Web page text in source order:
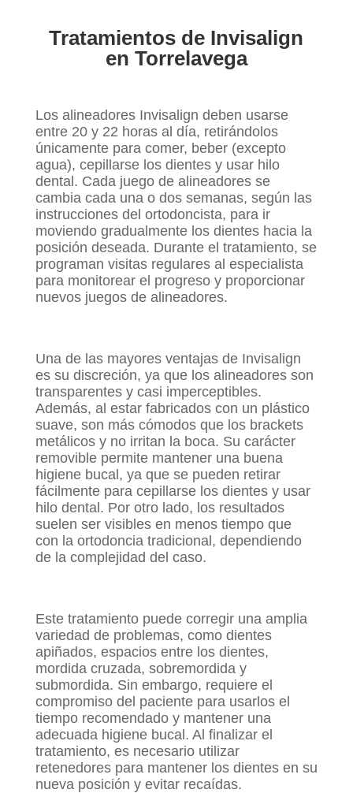
Tratamientos de Invisalign
en Torrelavega
Los alineadores Invisalign deben usarse
entre 20 y 22 horas al día, retirándolos
únicamente para comer, beber (excepto
agua), cepillarse los dientes y usar hilo
dental. Cada juego de alineadores se
cambia cada una o dos semanas, según las
instrucciones del ortodoncista, para ir
moviendo gradualmente los dientes hacia la
posición deseada. Durante el tratamiento, se
programan visitas regulares al especialista
para monitorear el progreso y proporcionar
nuevos juegos de alineadores.
Una de las mayores ventajas de Invisalign
es su discreción, ya que los alineadores son
transparentes y casi imperceptibles.
Además, al estar fabricados con un plástico
suave, son más cómodos que los brackets
metálicos y no irritan la boca. Su carácter
removible permite mantener una buena
higiene bucal, ya que se pueden retirar
fácilmente para cepillarse los dientes y usar
hilo dental. Por otro lado, los resultados
suelen ser visibles en menos tiempo que
con la ortodoncia tradicional, dependiendo
de la complejidad del caso.
Este tratamiento puede corregir una amplia
variedad de problemas, como dientes
apiñados, espacios entre los dientes,
mordida cruzada, sobremordida y
submordida. Sin embargo, requiere el
compromiso del paciente para usarlos el
tiempo recomendado y mantener una
adecuada higiene bucal. Al finalizar el
tratamiento, es necesario utilizar
retenedores para mantener los dientes en su
nueva posición y evitar recaídas.